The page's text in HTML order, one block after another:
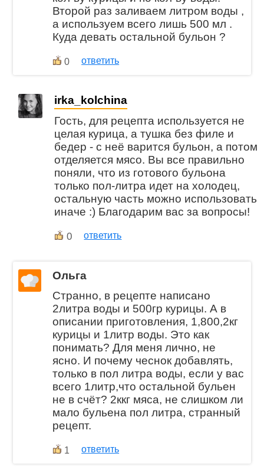
Второй раз заливаем литром воды ,
а используем всего лишь 500 мл .
Куда девать остальной бульон ?
0 ответить
irka_kolchina
Гость, для рецепта используется не
целая курица, а тушка без филе и
бедер - с неё варится бульон, а потом
отделяется мясо. Вы все правильно
поняли, что из готового бульона
только пол-литра идет на холодец,
остальную часть можно использовать
иначе :) Благодарим вас за вопросы!
0 ответить
Ольга
Странно, в рецепте написано
2литра воды и 500гр курицы. А в
описании приготовления, 1,800,2кг
курицы и 1литр воды. Это как
понимать? Для меня лично, не
ясно. И почему чеснок добавлять,
только в пол литра воды, если у вас
всего 1литр,что остальной бульен
не в счёт? 2ккг мяса, не слишком ли
мало бульена пол литра, странный
рецепт.
1 ответить